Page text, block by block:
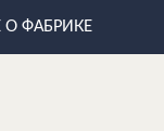
О ФАБРИКЕ